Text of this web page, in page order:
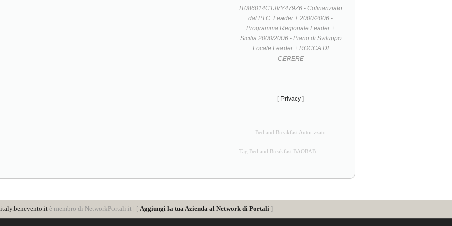
IT086014C1JVY479Z6 - Cofinanziato
dal P.I.C. Leader + 2000/2006 -
Programma Regionale Leader +
Sicilia 2000/2006 - Piano di Sviluppo
Locale Leader + ROCCA DI
CERERE
[ Privacy ]
Bed and Breakfast Autorizzato
Tag Bed and Breakfast BAOBAB
è membro di NetworkPortali.it | [ Aggiungi la tua Azienda al Network di Portali ]